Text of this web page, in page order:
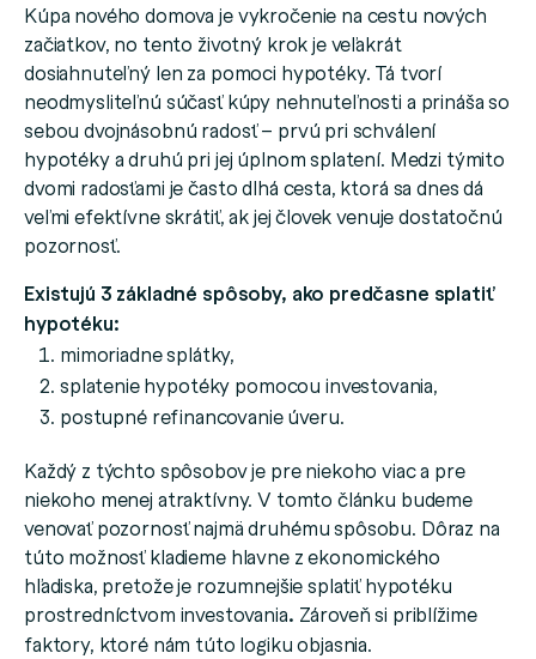
Kúpa nového domova je vykročenie na cestu nových
začiatkov, no tento životný krok je veľakrát
dosiahnuteľný len za pomoci hypotéky. Tá tvorí
neodmysliteľnú súčasť kúpy nehnuteľnosti a prináša so
sebou dvojnásobnú radosť – prvú pri schválení
hypotéky a druhú pri jej úplnom splatení. Medzi týmito
dvomi radosťami je často dlhá cesta, ktorá sa dnes dá
veľmi efektívne skrátiť, ak jej človek venuje dostatočnú
pozornosť.
Existujú 3 základné spôsoby, ako predčasne splatiť
hypotéku:
mimoriadne splátky,
splatenie hypotéky pomocou investovania,
postupné refinancovanie úveru.
Každý z týchto spôsobov je pre niekoho viac a pre
niekoho menej atraktívny. V tomto článku budeme
venovať pozornosť najmä druhému spôsobu. Dôraz na
túto možnosť kladieme hlavne z ekonomického
hľadiska, pretože je rozumnejšie splatiť hypotéku
prostredníctvom investovania. Zároveň si priblížime
faktory, ktoré nám túto logiku objasnia.